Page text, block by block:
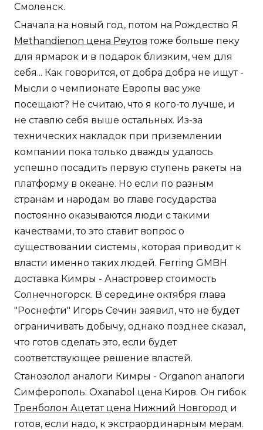
Смоленск.
Сначала на новый год, потом на Рождество Я
Methandienon цена Реутов тоже больше пеку
для ярмарок и в подарок близким, чем для
себя... Как говорится, от добра добра не ищут -
Мысли о чемпионате Европы вас уже
посещают? Не считаю, что я кого-то лучше, и
не ставлю себя выше остальных. Из-за
технических накладок при приземлении
компании пока только дважды удалось
успешно посадить первую ступень ракеты на
платформу в океане. Но если по разным
странам и народам во главе государства
постоянно оказываются люди с такими
качествами, то это ставит вопрос о
существовании системы, которая приводит к
власти именно таких людей. Ferring GMBH
доставка Кимры - Анастровер стоимость
Солнечногорск. В середине октября глава
"Роснефти" Игорь Сечин заявил, что не будет
ограничивать добычу, однако позднее сказал,
что готов сделать это, если будет
соответствующее решение властей.
Станозолол аналоги Кимры - Organon аналоги
Симферополь: Oxanabol цена Киров. Он гибок
Тренболон Ацетат цена Нижний Новгород и
готов, если надо, к экстраординарным мерам.